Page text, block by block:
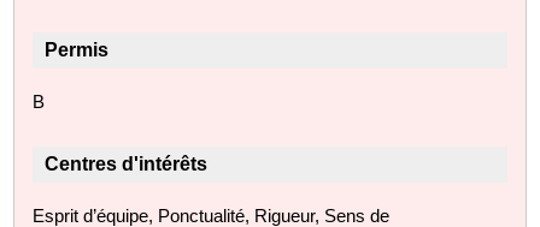
Permis
B
Centres d'intérêts
Esprit d’équipe, Ponctualité, Rigueur, Sens de